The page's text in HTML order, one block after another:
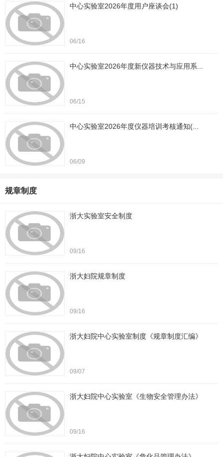
中心实验室2026年度用户座谈会(1)
06/16
中心实验室2026年度新仪器技术与应用系...
06/15
中心实验室2026年度仪器培训考核通知(...
06/09
规章制度
浙大实验室安全制度
09/16
浙大妇院规章制度
09/16
浙大妇院中心实验室制度《规章制度汇编》
09/07
浙大妇院中心实验室《生物安全管理办法》
09/16